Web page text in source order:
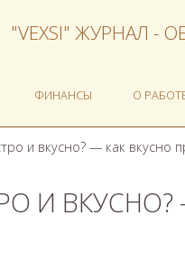
"VEXSI" ЖУРНАЛ -
ФИНАНСЫ О
и вкусно? — как вкусно
И ВКУСНО?